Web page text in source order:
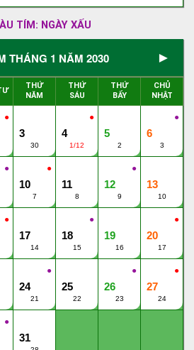
TÍM: NGÀY XẤU
THÁNG 1 NĂM 2030 ►
THỨ
NĂM
THỨ
SÁU
THỨ
BẨY
CHỦ
NHẬT
●
3
30
●
4
1/12
5
2
●
6
3
● ●
10
7
11
8
●
12
9
13
10
●
17
14
●
18
15
19
16
●
20
17
●
24
21
25
22
●
26
23
●
27
24
●
31